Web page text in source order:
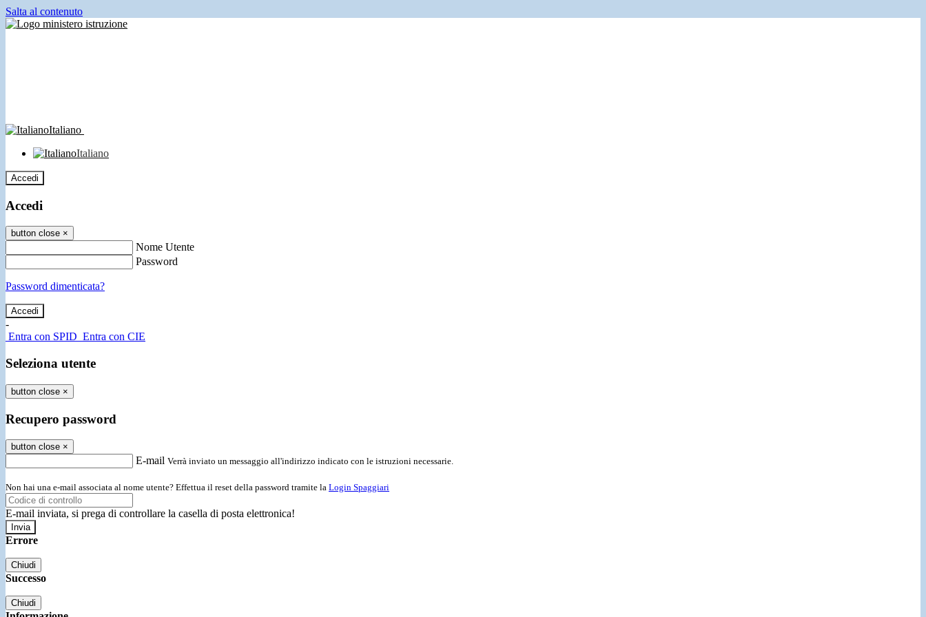
Salta al contenuto
Italiano
Italiano
Accedi
Accedi
button close ×
Nome Utente
Password
Password dimenticata?
-
Entra con SPID Entra con CIE
Seleziona utente
button close ×
Recupero password
button close ×
E-mail Verrà inviato un messaggio all'indirizzo indicato con le istruzioni necessarie.
Non hai una e-mail associata al nome utente? Effettua il reset della password tramite la Login Spaggiari
E-mail inviata, si prega di controllare la casella di posta elettronica!
Errore
Chiudi
Successo
Chiudi